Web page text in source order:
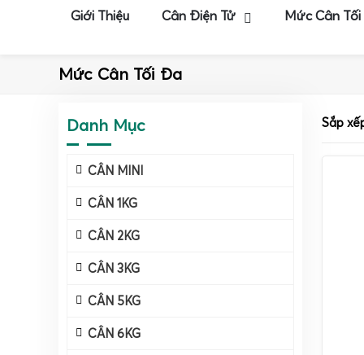
Giới Thiệu Cân Điện Tử Mức Cân
Mức Cân Tối Đa
Danh Mục
CÂN MINI
CÂN 1KG
CÂN 2KG
CÂN 3KG
CÂN 5KG
CÂN 6KG
Sắp